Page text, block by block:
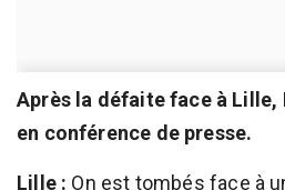
Après la défaite face à Lille,
en conférence de presse.
Lille : On est tombés face à